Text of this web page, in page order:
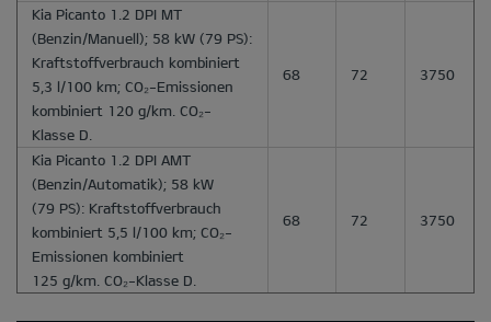
Kia Picanto 1.2 DPI MT
(Benzin/Manuell); 58 kW (79 PS):
Kraftstoffverbrauch kombiniert
5,3 l/100 km; CO₂-Emissionen
kombiniert 120 g/km. CO₂-
Klasse D.
68 72 3750
Kia Picanto 1.2 DPI AMT
(Benzin/Automatik); 58 kW
(79 PS): Kraftstoffverbrauch
kombiniert 5,5 l/100 km; CO₂-
Emissionen kombiniert
125 g/km. CO₂-Klasse D.
68 72 3750